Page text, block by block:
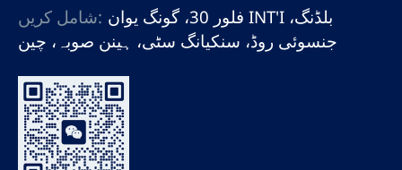
شامل کریں: فلور 30، گونگ یوان INT'I بلڈنگ،
جنسوئی روڈ، سنکیانگ سٹی، ہینن صوبہ، چین